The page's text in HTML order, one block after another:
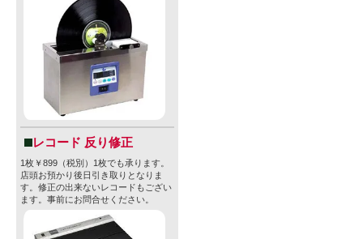
レコード 反り修正
1枚￥899（税別）1枚でも承ります。
店頭お預かり後日引き取りとなりま
す。修正の出来ないレコードもござい
ます。事前にお問合せください。